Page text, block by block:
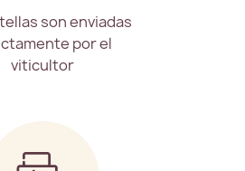
son enviadas
por el
viticultor